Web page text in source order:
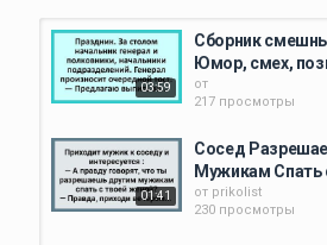
#анекдоты
Категория
03:59
Сборник
Юмор, смех,
от
217 просмотры
01:41
Сосед
Мужикам Спать
от prikolist
230 просмотры